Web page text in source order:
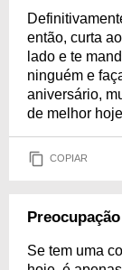
então, curta
lado e te
ninguém e
aniversário,
de melhor
COPIAR
Preocupação
Se tem uma